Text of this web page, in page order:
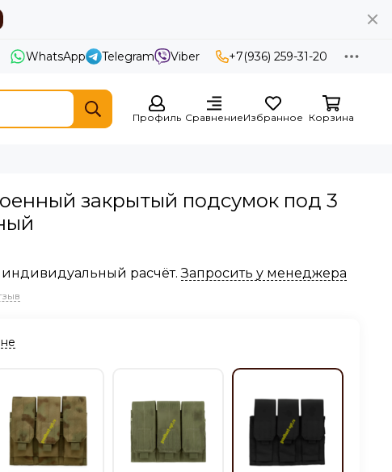
WhatsApp Telegram Viber +7(936) 259-31-20
Профиль СравнениеИзбранное Корзина
закрытый подсумок под 3
индивидуальный расчёт.Запросить у менеджера